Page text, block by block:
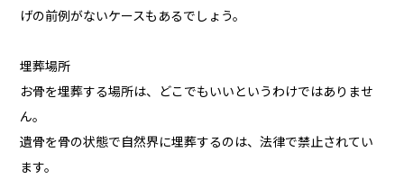
げの前例がないケースもあるでしょう。
埋葬場所
お骨を埋葬する場所は、どこでもいいというわけではありませ
ん。
遺骨を骨の状態で自然界に埋葬するのは、法律で禁止されてい
ます。